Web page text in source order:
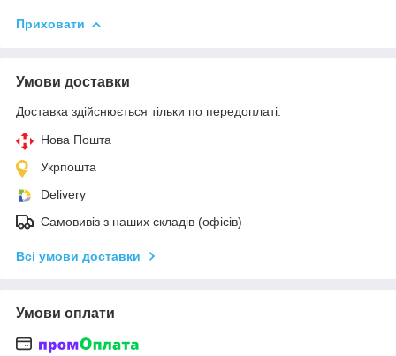
Приховати
Умови доставки
Доставка здійснюється тільки по передоплаті.
Нова Пошта
Укрпошта
Delivery
Самовивіз з наших складів (офісів)
Всі умови доставки
Умови оплати